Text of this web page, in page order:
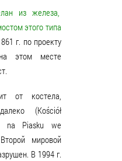
из железа,
этого типа
г. по проекту
этом месте
от костела,
(Kościół
na Piasku we
мировой
В 1994 г.